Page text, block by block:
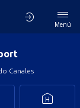
Menú
Canales